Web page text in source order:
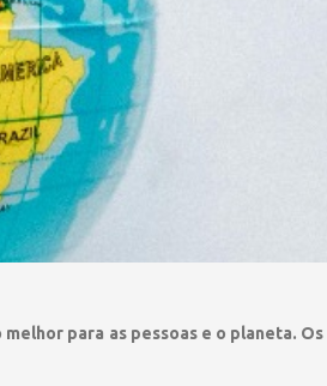
para as pessoas e o planeta.